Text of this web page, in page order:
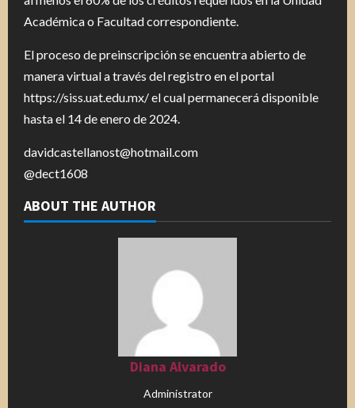
Académica o Facultad correspondiente.
El proceso de preinscripción se encuentra abierto de
manera virtual a través del registro en el portal
https://siss.uat.edu.mx/ el cual permanecerá disponible
hasta el 14 de enero de 2024.
davidcastellanost@hotmail.com
@dect1608
ABOUT THE AUTHOR
Diana Alvarado
Administrator